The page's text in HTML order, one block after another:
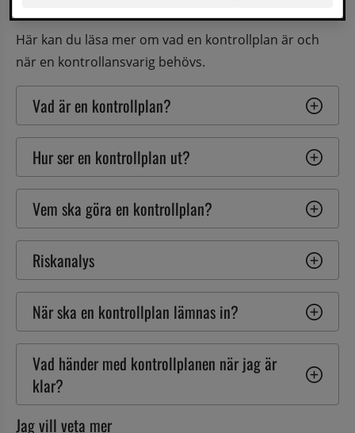
Här kan du läsa mer om vad en kontrollplan är och
när en kontrollansvarig behövs.
Vad är en kontrollplan?
Hur ser en kontrollplan ut?
Vem ska göra en kontrollplan?
Riskanalys
När ska en kontrollplan lämnas in?
Vad händer med kontrollplanen när jag är
klar?
Jag vill veta mer